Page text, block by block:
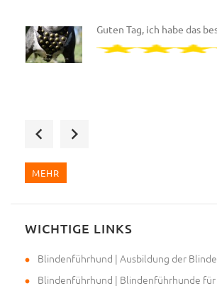
Guten Tag, ich habe das
Hallo, wir haben ein neues
MEHR
WICHTIGE LINKS
Blindenführhund | Ausbildung der
Blindenführhund | Blindenführhunde